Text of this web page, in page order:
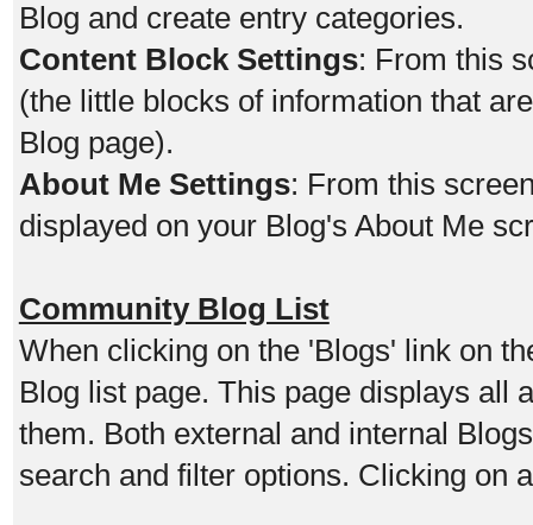
Blog and create entry categories.
Content Block Settings: From this
(the little blocks of information that
Blog page).
About Me Settings: From this
displayed on your Blog's About Me
Community Blog List
When clicking on the 'Blogs' link on
Blog list page. This page displays all
them. Both external and internal
search and filter options. Clicking on